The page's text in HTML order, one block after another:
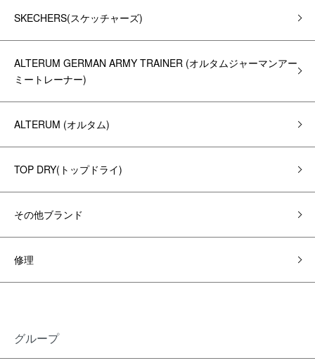
SKECHERS(スケッチャーズ)
ALTERUM GERMAN ARMY TRAINER (オルタムジャーマンアー
ミートレーナー)
ALTERUM (オルタム)
TOP DRY(トップドライ)
その他ブランド
修理
グループ